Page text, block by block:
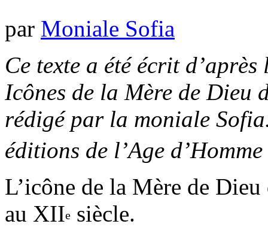
par Moniale Sofia
Ce texte a été écrit
Icônes de la Mère de Dieu
rédigé par la moniale
éditions de l’Age
L’icône de la Mère de
au XIIe siècle.